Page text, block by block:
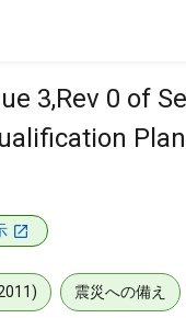
3,Rev 0 of
震災への備え